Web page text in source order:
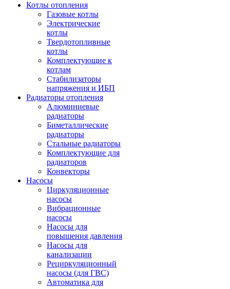
Котлы отопления
Газовые котлы
Электрические
котлы
Твердотопливные
котлы
Комплектующие к
котлам
Стабилизаторы
напряжения и ИБП
Радиаторы отопления
Алюминиевые
радиаторы
Биметаллические
радиаторы
Стальные радиаторы
Комплектующие для
радиаторов
Конвекторы
Насосы
Циркуляционные
насосы
Вибрационные
насосы
Насосы для
повышения давления
Насосы для
канализации
Рециркуляционный
насосы (для ГВС)
Автоматика для